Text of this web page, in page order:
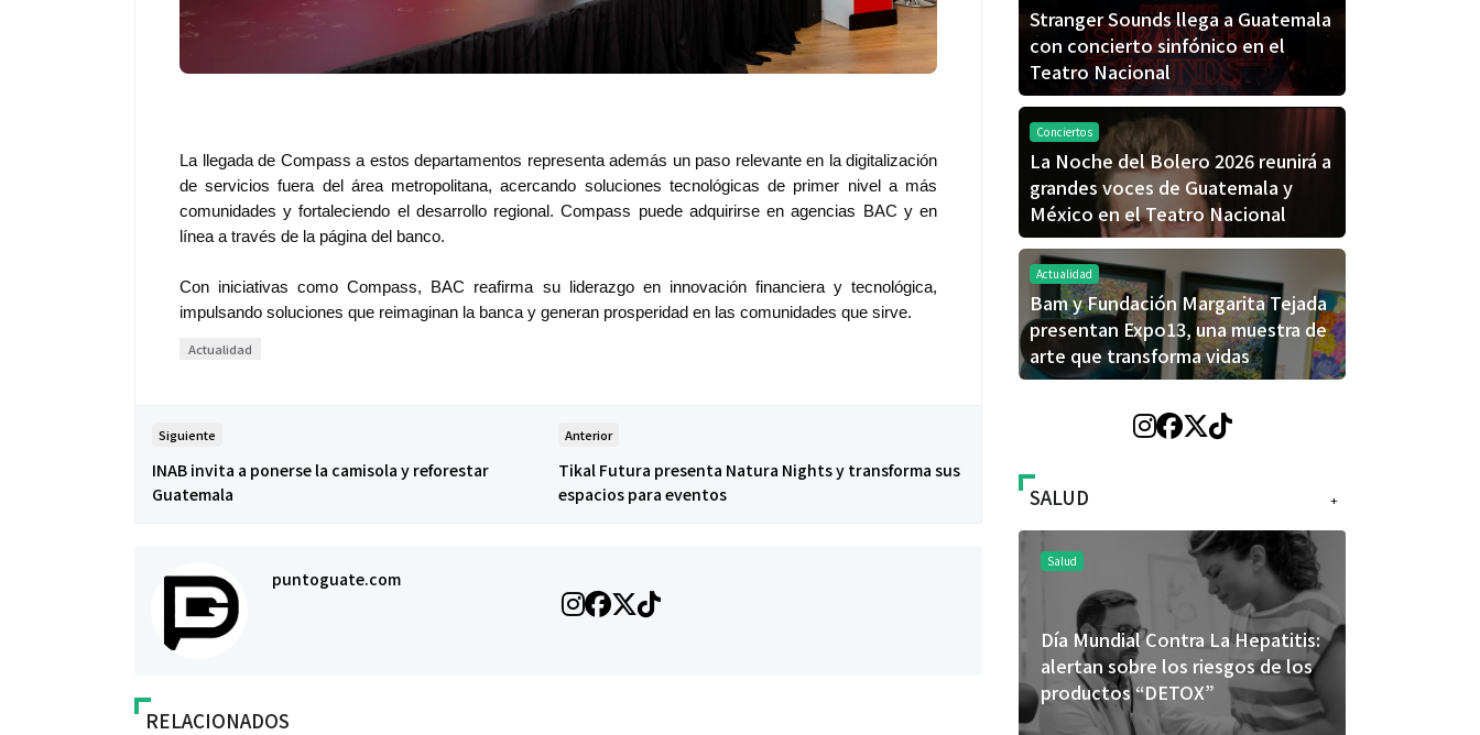
La llegada de Compass a estos departamentos representa además un paso relevante en la digitalización
de servicios fuera del área metropolitana, acercando soluciones tecnológicas de primer nivel a más
comunidades y fortaleciendo el desarrollo regional. Compass puede adquirirse en agencias BAC y en
línea a través de la página del banco.
Con iniciativas como Compass, BAC reafirma su liderazgo en innovación financiera y tecnológica,
impulsando soluciones que reimaginan la banca y generan prosperidad en las comunidades que sirve.
Actualidad
Siguiente
INAB invita a ponerse la camisola y reforestar
Guatemala
Anterior
Tikal Futura presenta Natura Nights y transforma sus
espacios para eventos
puntoguate.com
RELACIONADOS
Stranger Sounds llega a Guatemala
con concierto sinfónico en el
Teatro Nacional
Conciertos
La Noche del Bolero 2026 reunirá a
grandes voces de Guatemala y
México en el Teatro Nacional
Actualidad
Bam y Fundación Margarita Tejada
presentan Expo13, una muestra de
arte que transforma vidas
+
SALUD
Salud
Día Mundial Contra La Hepatitis:
alertan sobre los riesgos de los
productos “DETOX”